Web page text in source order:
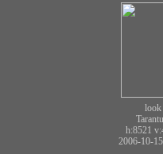
look
h:8521
2006-10-